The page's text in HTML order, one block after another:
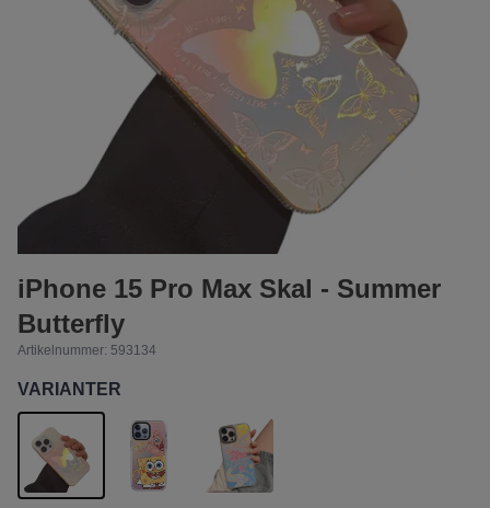
iPhone 15 Pro Max Skal - Summer
Butterfly
Artikelnummer: 593134
VARIANTER